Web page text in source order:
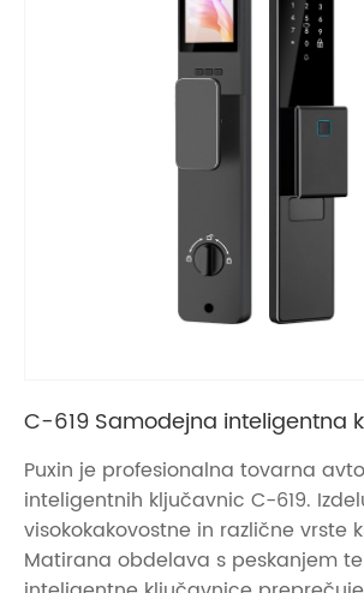
C-619 Samodejna inteligentna
Puxin je profesionalna tovarna
inteligentnih ključavnic C-619.
visokokakovostne in različne vrste
Matirana obdelava s peskanjem